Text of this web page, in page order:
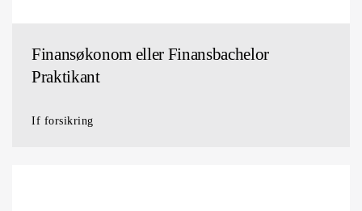
Finansøkonom eller Finansbachelor
Praktikant
If forsikring